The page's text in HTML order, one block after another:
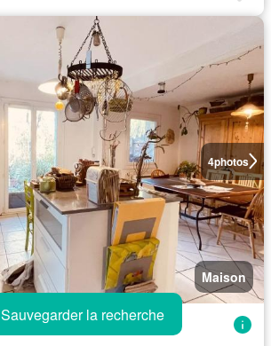
4photos
Maison
Sauvegarder la recherche